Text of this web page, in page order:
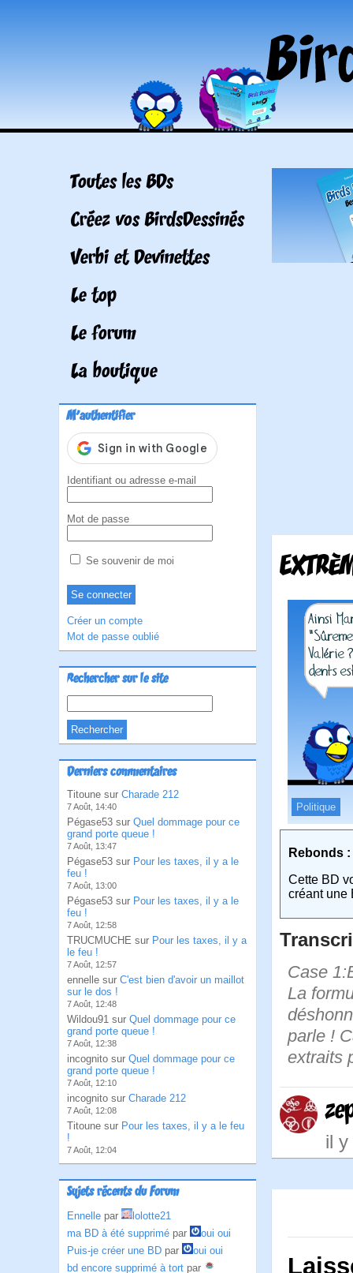
Toutes les BDs
Créez vos BirdsDessinés
Verbi et Devinettes
Le top
Le forum
La boutique
M'authentifier
Identifiant ou adresse e-mail
Mot de passe
Se souvenir de moi
Créer un compte
Mot de passe oublié
Rechercher sur le site
Derniers commentaires
Titoune sur Charade 212
7 Août, 14:40
Pégase53 sur Quel dommage pour ce
grand porte queue !
7 Août, 13:47
Pégase53 sur Pour les taxes, il y a le
feu !
7 Août, 13:00
Pégase53 sur Pour les taxes, il y a le
feu !
7 Août, 12:58
TRUCMUCHE sur Pour les taxes, il y a
le feu !
7 Août, 12:57
ennelle sur C'est bien d'avoir un maillot
sur le dos !
7 Août, 12:48
Wildou91 sur Quel dommage pour ce
grand porte queue !
7 Août, 12:38
incognito sur Quel dommage pour ce
grand porte queue !
7 Août, 12:10
incognito sur Charade 212
7 Août, 12:08
Titoune sur Pour les taxes, il y a le feu
!
7 Août, 12:04
Sujets récents du Forum
Ennelle par
lolotte21
ma BD à été supprimé par
oui oui
Puis-je créer une BD par
oui oui
bd encore supprimé à tort par
Politique
Rebonds :
Cette BD
créant une
Case
La
parle !
extraits
il y